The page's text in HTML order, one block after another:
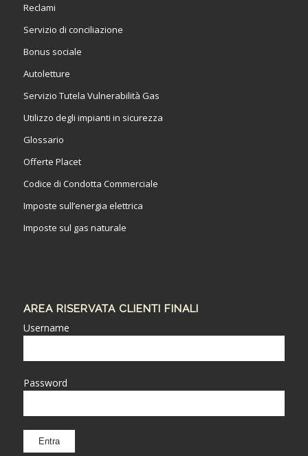
Reclami
Servizio di conciliazione
Bonus sociale
Autoletture
Servizio Tutela Vulnerabilità Gas
Utilizzo degli impianti in sicurezza
Glossario
Offerte Placet
Codice di Condotta Commerciale
Imposte sull’energia elettrica
Imposte sul gas naturale
AREA RISERVATA CLIENTI FINALI
Username
Password